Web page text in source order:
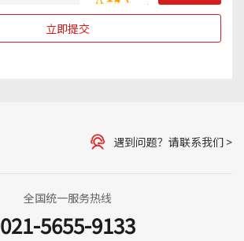
立即提交
遇到问题？请联系我们 >
全国统一服务热线
021-5655-9133